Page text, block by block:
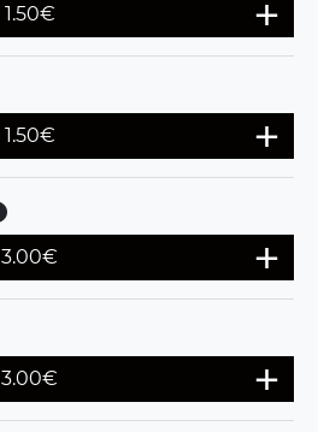
1.50€
1.50€
3.00€
3.00€